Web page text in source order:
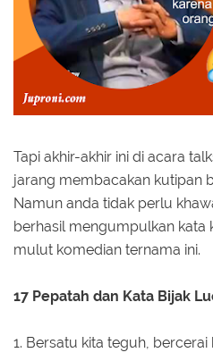
Tapi akhir-akhir ini di acara
jarang membacakan kutipan
Namun anda tidak perlu
berhasil mengumpulkan kata
mulut komedian ternama ini.
17 Pepatah dan Kata Bijak
1. Bersatu kita teguh, bercerai